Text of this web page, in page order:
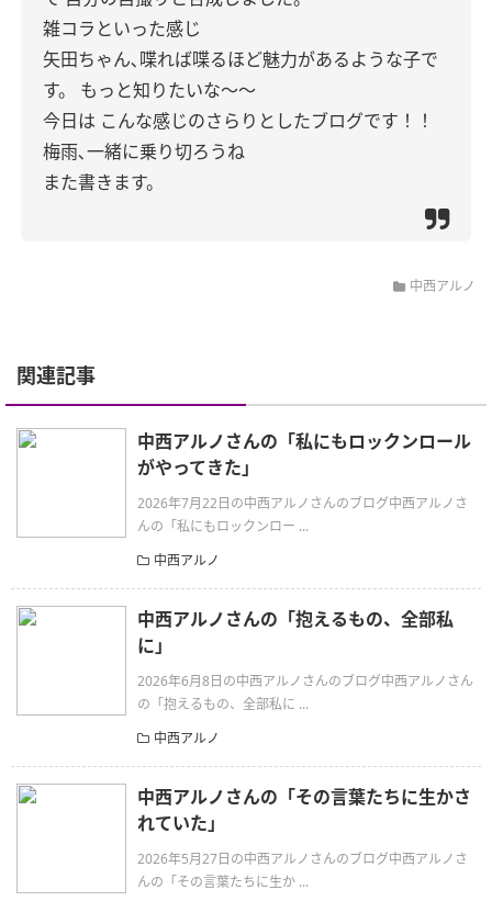
雑コラといった感じ
矢田ちゃん､喋れば喋るほど魅力があるような子で
す。
もっと知りたいな〜〜
今日は こんな感じのさらりとしたブログです！！
梅雨､一緒に乗り切ろうね
また書きます。
中西アルノ
関連記事
中西アルノさんの「私にもロックンロール
がやってきた」
2026年7月22日の中西アルノさんのブログ中西アルノさ
んの「私にもロックンロー ...
中西アルノ
中西アルノさんの「抱えるもの、全部私
に」
2026年6月8日の中西アルノさんのブログ中西アルノさん
の「抱えるもの、全部私に ...
中西アルノ
中西アルノさんの「その言葉たちに生かさ
れていた」
2026年5月27日の中西アルノさんのブログ中西アルノさ
んの「その言葉たちに生か ...